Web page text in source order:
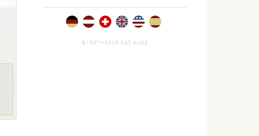
©1997—2026 DAS AUGE